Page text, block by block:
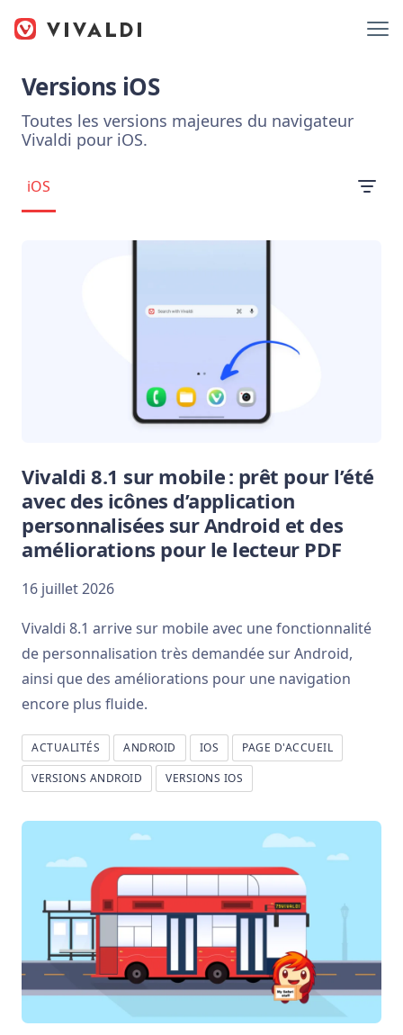
Versions iOS
Toutes les versions majeures du navigateur
Vivaldi pour iOS.
iOS
Vivaldi 8.1 sur mobile : prêt pour l’été
avec des icônes d’application
personnalisées sur Android et des
améliorations pour le lecteur PDF
16 juillet 2026
Vivaldi 8.1 arrive sur mobile avec une fonctionnalité
de personnalisation très demandée sur Android,
ainsi que des améliorations pour une navigation
encore plus fluide.
ACTUALITÉS ANDROID IOS
PAGE D'ACCUEIL
VERSIONS ANDROID
VERSIONS IOS